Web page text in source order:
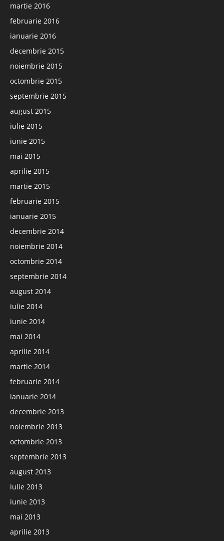
martie 2016
februarie 2016
ianuarie 2016
decembrie 2015
noiembrie 2015
octombrie 2015
septembrie 2015
august 2015
iulie 2015
iunie 2015
mai 2015
aprilie 2015
martie 2015
februarie 2015
ianuarie 2015
decembrie 2014
noiembrie 2014
octombrie 2014
septembrie 2014
august 2014
iulie 2014
iunie 2014
mai 2014
aprilie 2014
martie 2014
februarie 2014
ianuarie 2014
decembrie 2013
noiembrie 2013
octombrie 2013
septembrie 2013
august 2013
iulie 2013
iunie 2013
mai 2013
aprilie 2013